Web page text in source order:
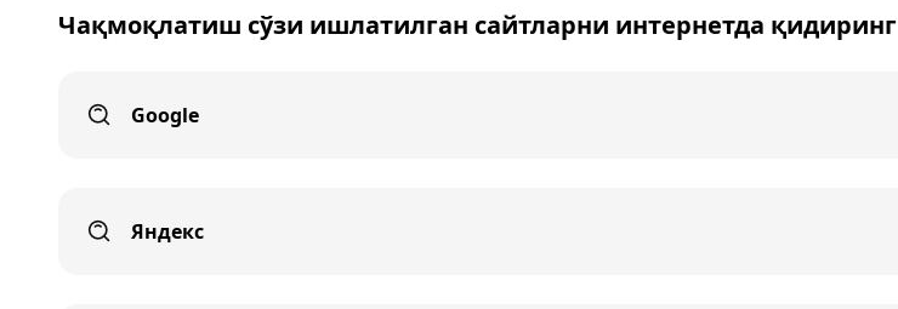
Чақмоқлатиш сўзи ишлатилган сайтларни интернетда қидиринг
Google
Яндекс